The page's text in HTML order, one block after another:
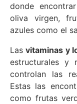
donde
oliva virgen,
azules como el
Lasvitaminas y
estructurales y
controlan las
Estas las
como frutas